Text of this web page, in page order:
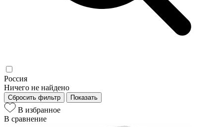
Россия
Ничего не найдено
Сбросить фильтр Показать
В избранное
В сравнение